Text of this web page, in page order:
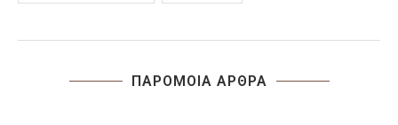
ΠΑΡΟΜΟΙΑ ΑΡΘΡΑ